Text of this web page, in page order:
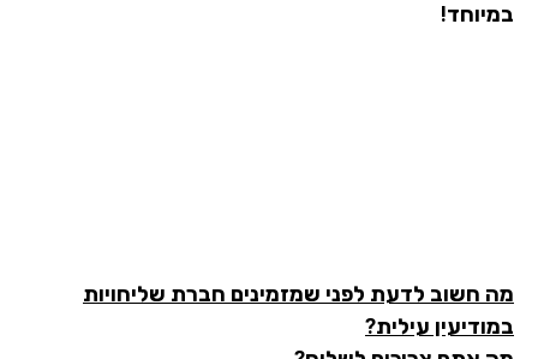
חשוב לדעת לפני שמזמינים חברת שליחויות
עילית?